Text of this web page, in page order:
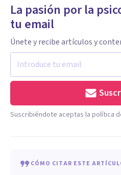
La pasión por la
tu email
Únete y recibe artículos y
Suscribiéndote aceptas la política
CÓMO CITAR ESTE